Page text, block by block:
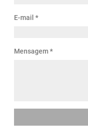
E-mail *
Mensagem*